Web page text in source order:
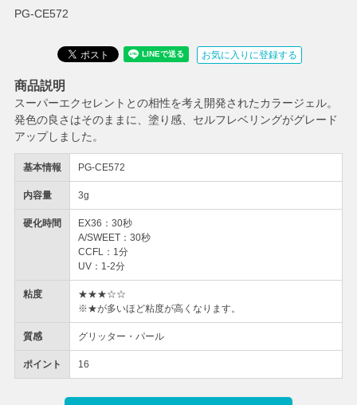
PG-CE572
基本情報 PG-CE572
内容量 3g
硬化時間
EX36：30秒
A/SWEET：30秒
CCFL：1分
UV：1-2分
粘度
★★★☆☆
※★が多いほど粘度が高くなります。
質感 グリッター・パール
ポイント 16
お気に入りに登録する
商品説明
スーパーエクセレントとの相性を考え開発されたカラージェル。
発色の良さはそのままに、塗り感、セルフレベリングがグレード
アップしました。